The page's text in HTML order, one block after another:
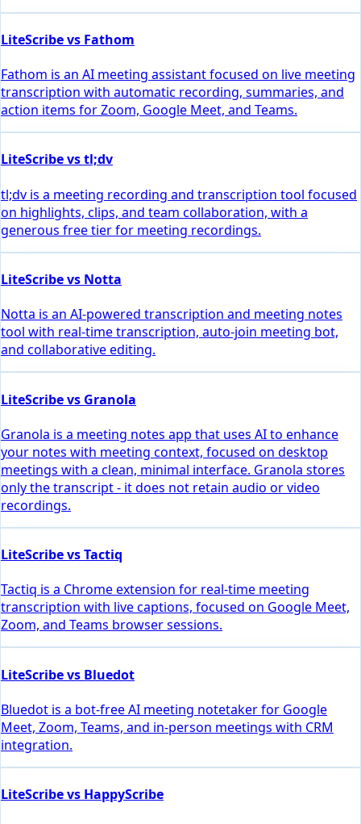
LiteScribe vs Fathom
Fathom is an AI meeting assistant focused on live meeting
transcription with automatic recording, summaries, and
action items for Zoom, Google Meet, and Teams.
LiteScribe vs tl;dv
tl;dv is a meeting recording and transcription tool focused
on highlights, clips, and team collaboration, with a
generous free tier for meeting recordings.
LiteScribe vs Notta
Notta is an AI-powered transcription and meeting notes
tool with real-time transcription, auto-join meeting bot,
and collaborative editing.
LiteScribe vs Granola
Granola is a meeting notes app that uses AI to enhance
your notes with meeting context, focused on desktop
meetings with a clean, minimal interface. Granola stores
only the transcript - it does not retain audio or video
recordings.
LiteScribe vs Tactiq
Tactiq is a Chrome extension for real-time meeting
transcription with live captions, focused on Google Meet,
Zoom, and Teams browser sessions.
LiteScribe vs Bluedot
Bluedot is a bot-free AI meeting notetaker for Google
Meet, Zoom, Teams, and in-person meetings with CRM
integration.
LiteScribe vs HappyScribe